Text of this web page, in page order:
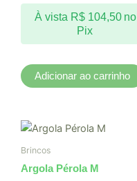
À vista R$104,50 no
Pix
Adicionar ao carrinho
Brincos
Argola Pérola M